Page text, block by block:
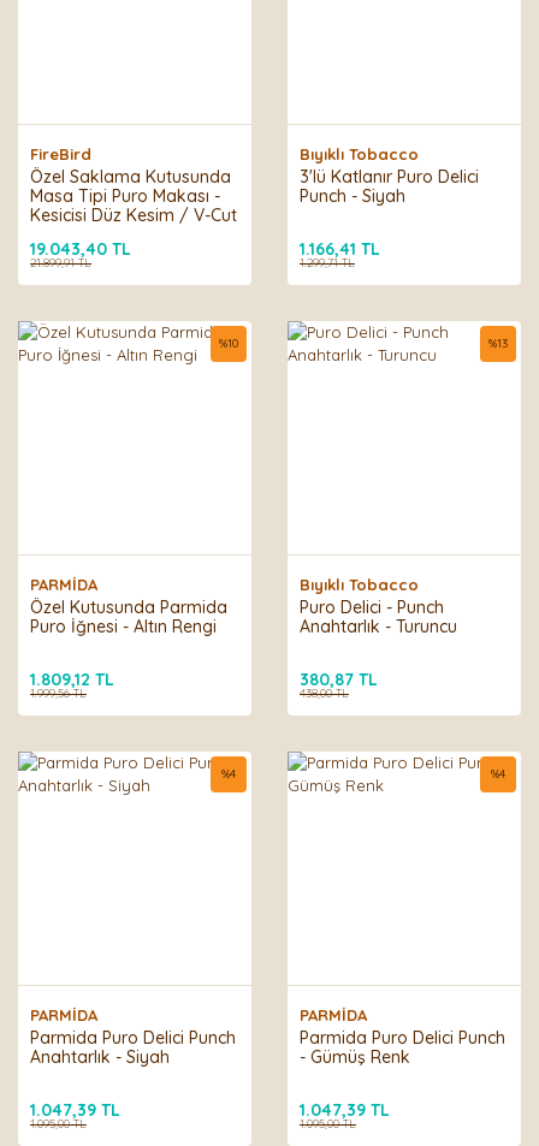
FireBird
Özel Saklama Kutusunda
Masa Tipi Puro Makası -
Kesicisi Düz Kesim / V-Cut
19.043,40 TL
21.899,91 TL
Bıyıklı Tobacco
3'lü Katlanır Puro Delici
Punch - Siyah
1.166,41 TL
1.299,71 TL
PARMİDA
Özel Kutusunda Parmida
Puro İğnesi - Altın Rengi
%10
1.809,12 TL
1.999,56 TL
Bıyıklı Tobacco
Puro Delici - Punch
Anahtarlık - Turuncu
%13
380,87 TL
438,00 TL
PARMİDA
Parmida Puro Delici Punch
Anahtarlık - Siyah
%4
1.047,39 TL
1.095,00 TL
PARMİDA
Parmida Puro Delici Punch
- Gümüş Renk
%4
1.047,39 TL
1.095,00 TL